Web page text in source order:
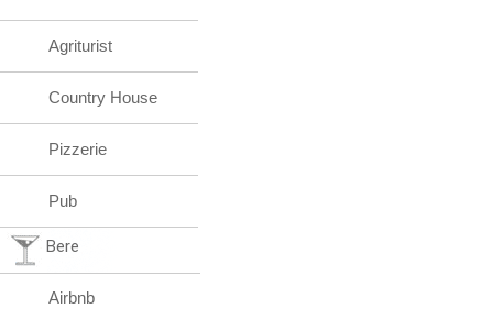
Agriturist
Country House
Pizzerie
Pub
Bere
Airbnb